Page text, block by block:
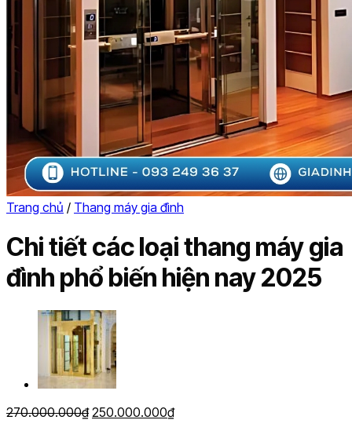
Tuyển dụng
Tin tức
LIÊN HỆ
Tìm
Tìm
kiếm:
Trang chủ / Thang máy gia đình
Chi tiết các loại thang máy gia
đình phổ biến hiện nay 2025
270.000.000₫ Giá
250.000.000₫Giá